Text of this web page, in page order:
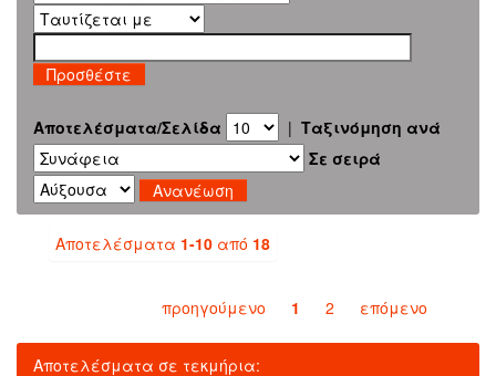
Αποτελέσματα/Σελίδα | Ταξινόμηση ανά
Σε σειρά
Αποτελέσματα 1-10 από 18
προηγούμενο 1 2 επόμενο
Αποτελέσματα σε τεκμήρια: